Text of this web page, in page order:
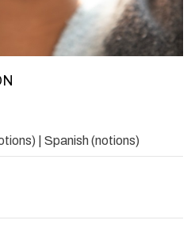
| Spanish (notions)